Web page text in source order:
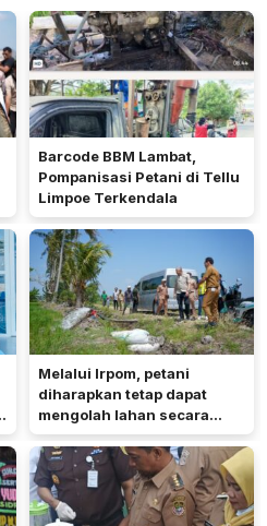
Barcode BBM Lambat,
Pompanisasi Petani di Tellu
Limpoe Terkendala
Melalui Irpom, petani
diharapkan tetap dapat
mengolah lahan secara
optimal meski di tengah
keterbatasan air.